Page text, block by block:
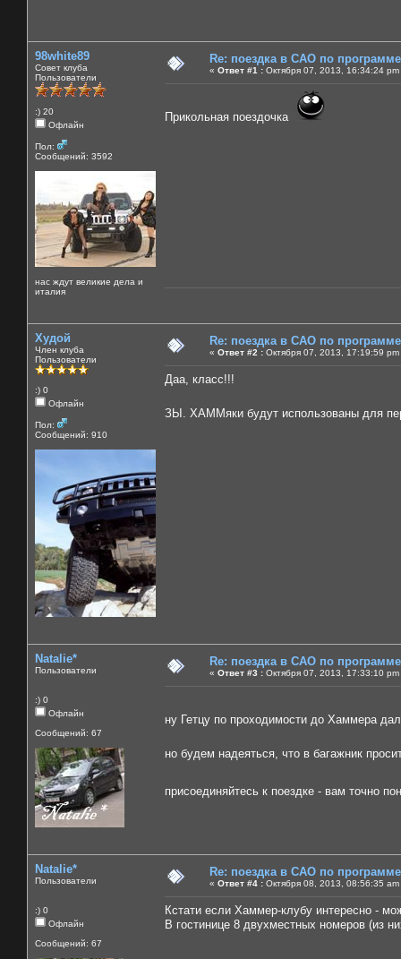
98white89
Совет клуба
Пользователи
:) 20
Офлайн
Пол:
Сообщений: 3592
нас ждут великие дела и
италия
Re: поездка в САО по
« Ответ #1 : Октября 07, 2013, 16:34:24 pm
Прикольная поездочка
Худой
Член клуба
Пользователи
:) 0
Офлайн
Пол:
Сообщений: 910
Re: поездка в САО по
« Ответ #2 : Октября 07, 2013, 17:19:59 pm
Даа, класс!!!
ЗЫ. ХАММяки будут использованы для
Natalie*
Пользователи
:) 0
Офлайн
Сообщений: 67
Re: поездка в САО по
« Ответ #3 : Октября 07, 2013, 17:33:10 pm
ну Гетцу по проходимости до Хаммера
но будем надеяться, что в багажник
присоединяйтесь к поездке - вам точно
Natalie*
Пользователи
:) 0
Офлайн
Сообщений: 67
Re: поездка в САО по
« Ответ #4 : Октября 08, 2013, 08:56:35 am
Кстати если Хаммер-клубу интересно -
В гостинице 8 двухместных номеров (из